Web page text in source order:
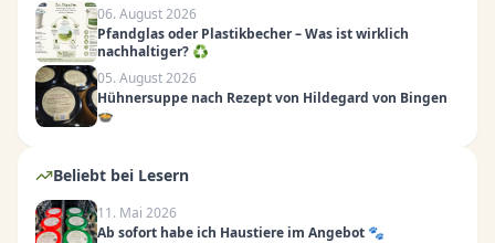
06. August 2026
Pfandglas oder Plastikbecher – Was ist wirklich
nachhaltiger? ♻️
05. August 2026
Hühnersuppe nach Rezept von Hildegard von Bingen
🍲
Beliebt bei Lesern
11. Mai 2026
Ab sofort habe ich Haustiere im Angebot 🐾